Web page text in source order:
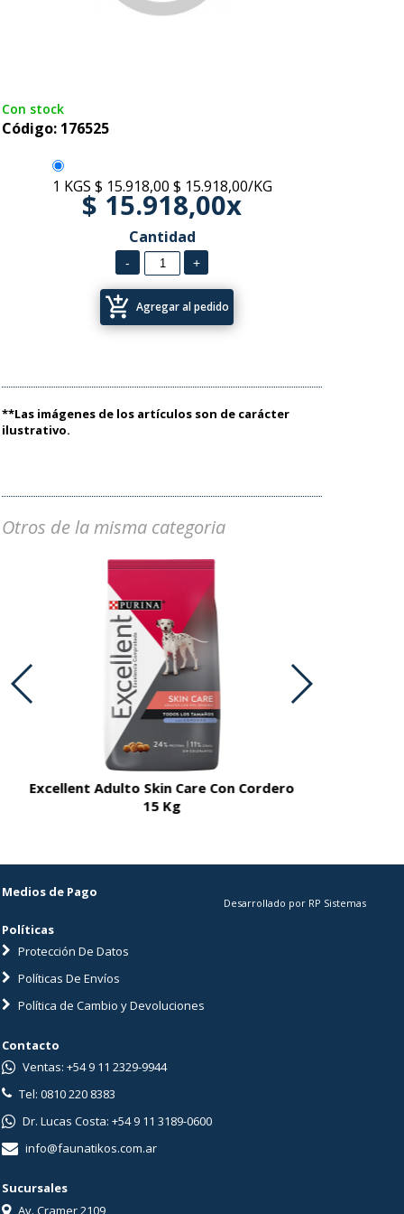
Con stock
Código: 176525
1 KGS $ 15.918,00 $ 15.918,00/KG
$ 15.918,00x
Cantidad
add_shopping_cart Agregar al pedido
**Las imágenes de los artículos son de carácter
ilustrativo.
Otros de la misma categoria
Excellent Adulto Skin Care Con Cordero
15 Kg
Medios de Pago
Políticas
Protección De Datos
Políticas De Envíos
Política de Cambio y Devoluciones
Desarrollado por RP Sistemas
Contacto
Ventas: +54 9 11 2329-9944
Tel: 0810 220 8383
Dr. Lucas Costa: +54 9 11 3189-0600
info@faunatikos.com.ar
Sucursales
Av. Cramer 2109